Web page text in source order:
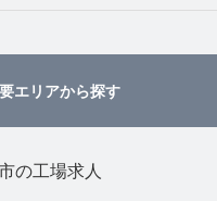
エリアから探す
の工場求人